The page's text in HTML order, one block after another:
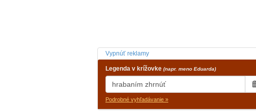
Vypnúť reklamy
Legenda v krížovke (napr. meno Eduarda)
Podrobné vyhľadávanie »